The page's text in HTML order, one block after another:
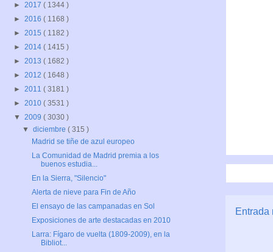
Entrada
► 2017 ( 1344 )
► 2016 ( 1168 )
► 2015 ( 1182 )
► 2014 ( 1415 )
► 2013 ( 1682 )
► 2012 ( 1648 )
► 2011 ( 3181 )
► 2010 ( 3531 )
▼ 2009 ( 3030 )
▼diciembre( 315 )
Madrid se tiñe de azul europeo
La Comunidad de Madrid premia a los
buenos estudia...
En la Sierra, "Silencio"
Alerta de nieve para Fin de Año
El ensayo de las campanadas en Sol
Exposiciones de arte destacadas en 2010
Larra: Fígaro de vuelta (1809-2009), en la
Bibliot...